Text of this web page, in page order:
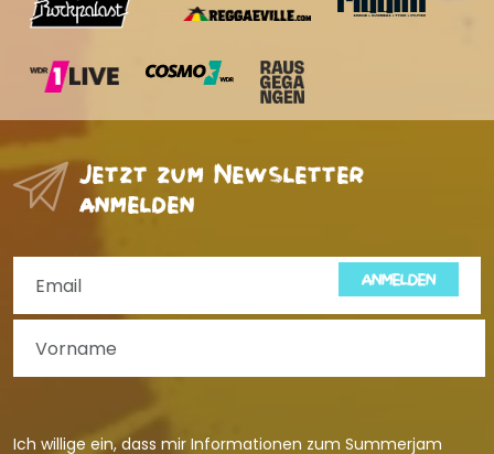
Jetzt zum Newsletter
anmelden
ANMELDEN
Ich willige ein, dass mir Informationen zum Summerjam